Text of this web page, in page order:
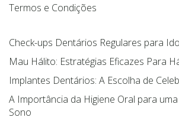
Termos e Condições
Check-ups Dentários Regulares para
Mau Hálito: Estratégias Eficazes Para
Implantes Dentários: A Escolha de
A Importância da Higiene Oral para
Sono